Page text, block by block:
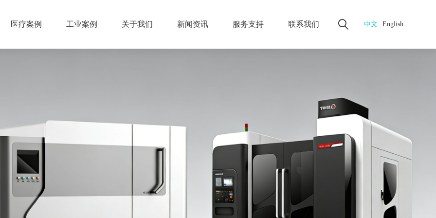
医疗案例 工业案例 关于我们 新闻资讯 服务支持 联系我们 中文 English